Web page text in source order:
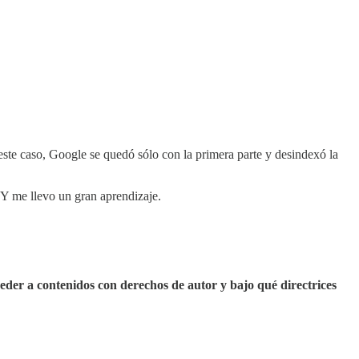
caso, Google se quedó sólo con la primera parte y desindexó la
me llevo un gran aprendizaje.
a contenidos con derechos de autor y bajo qué directrices